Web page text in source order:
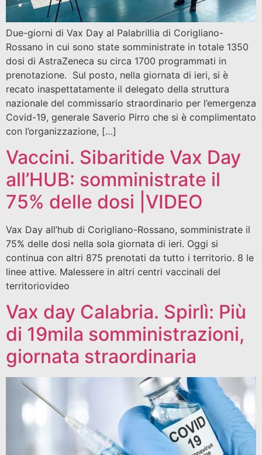
Due-giorni di Vax Day al Palabrillia di Corigliano-
Rossano in cui sono state somministrate in totale 1350
dosi di AstraZeneca su circa 1700 programmati in
prenotazione. Sul posto, nella giornata di ieri, si è
recato inaspettatamente il delegato della struttura
nazionale del commissario straordinario per l’emergenza
Covid-19, generale Saverio Pirro che si è complimentato
con l’organizzazione, […]
Vaccini. Sibaritide Vax Day
all’HUB: somministrate il
75% delle dosi |VIDEO
Vax Day all’hub di Corigliano-Rossano, somministrate il
75% delle dosi nella sola giornata di ieri. Oggi si
continua con altri 875 prenotati da tutto i territorio. 8 le
linee attive. Malessere in altri centri vaccinali del
territoriovideo
Vax day Calabria. Spirlì: Più
di 19mila somministrazioni,
giornata straordinaria